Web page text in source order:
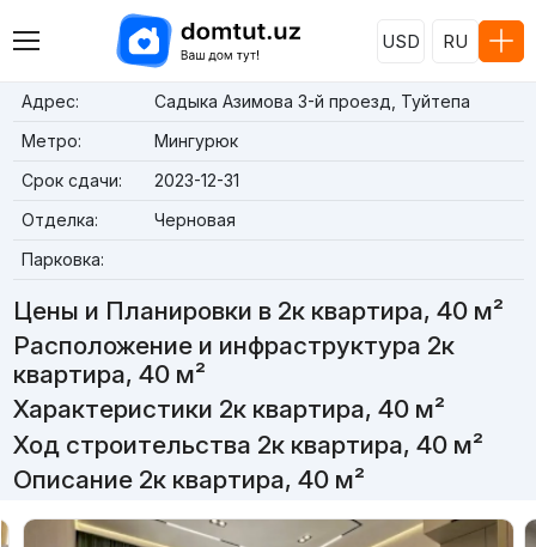
USD RU
Адрес:
Садыка Азимова 3-й проезд, Туйтепа
Метро:
Мингурюк
Срок сдачи:
2023-12-31
Отделка:
Черновая
Парковка:
Цены и Планировки в 2к квартира, 40 м²
Расположение и инфраструктура 2к
квартира, 40 м²
Характеристики 2к квартира, 40 м²
Ход строительства 2к квартира, 40 м²
Описание 2к квартира, 40 м²